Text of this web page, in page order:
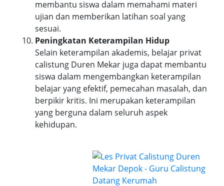
membantu siswa dalam memahami materi
ujian dan memberikan latihan soal yang
sesuai.
Peningkatan Keterampilan Hidup
Selain keterampilan akademis, belajar privat
calistung Duren Mekar juga dapat membantu
siswa dalam mengembangkan keterampilan
belajar yang efektif, pemecahan masalah, dan
berpikir kritis. Ini merupakan keterampilan
yang berguna dalam seluruh aspek
kehidupan.